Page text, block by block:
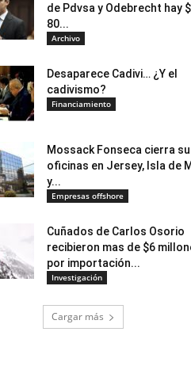
de Pdvsa y Odebrecht hay $
80...
Archivo
Desaparece Cadivi… ¿Y el
cadivismo?
Financiamiento
Mossack Fonseca cierra
oficinas en Jersey, Isla de
y...
Empresas offshore
Cuñados de Carlos Osorio
recibieron mas de $6
por importación...
Investigación
Cargar más